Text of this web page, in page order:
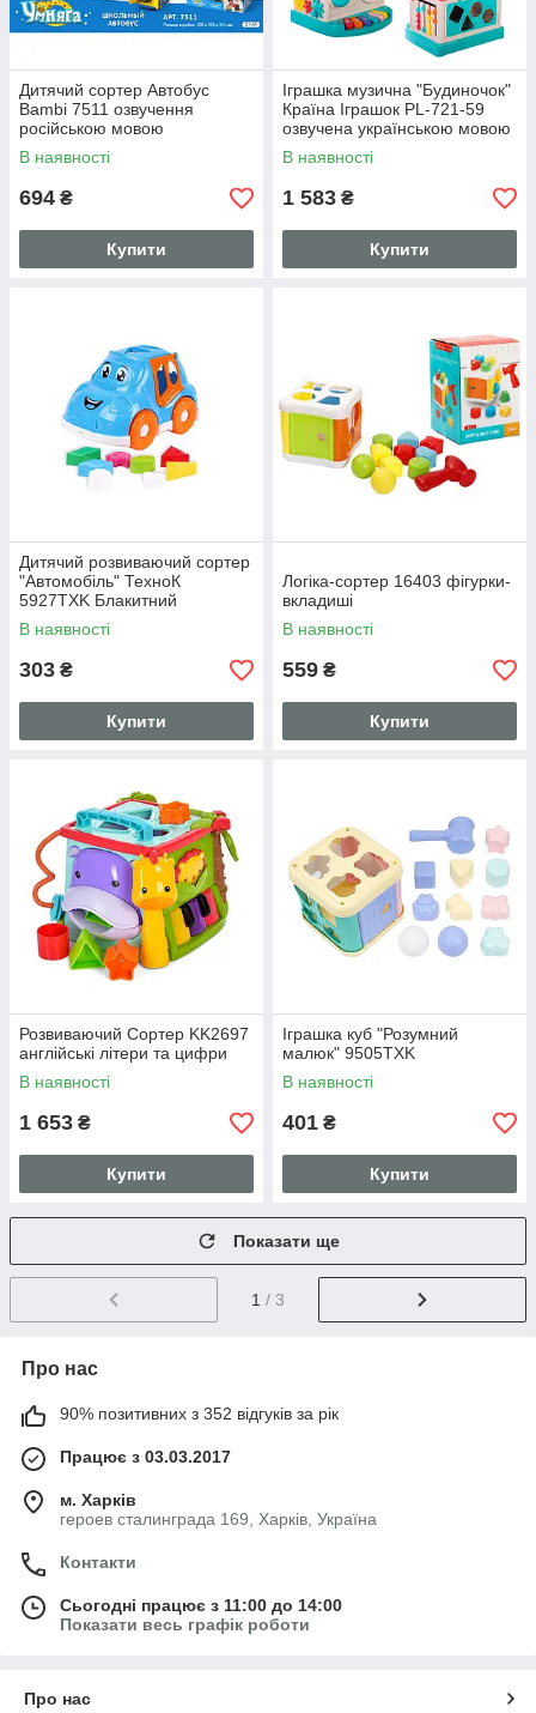
Дитячий сортер Автобус
Bambi 7511 озвучення
російською мовою
В наявності
694 ₴
Купити
Іграшка музична "Будиночок"
Країна Іграшок PL-721-59
озвучена українською мовою
В наявності
1 583 ₴
Купити
Дитячий розвиваючий сортер
"Автомобіль" ТехноК
5927TXK Блакитний
В наявності
303 ₴
Купити
Логіка-сортер 16403 фігурки-
вкладиші
В наявності
559 ₴
Купити
Розвиваючий Сортер KK2697
англійські літери та цифри
В наявності
1 653 ₴
Купити
Іграшка куб "Розумний
малюк" 9505TXK
В наявності
401 ₴
Купити
Показати ще
1 / 3
Про нас
90% позитивних з 352 відгуків за рік
Працює з 03.03.2017
м. Харків
героев сталинграда 169, Харків, Україна
Контакти
Сьогодні працює з 11:00 до 14:00
Показати весь графік роботи
Про нас